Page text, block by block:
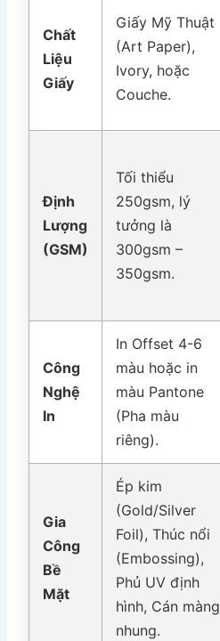
Chất
Liệu
Giấy
Giấy Mỹ Thuật
(Art Paper),
Ivory, hoặc
Couche.
Định
Lượng
(GSM)
Tối thiểu
250gsm, lý
tưởng là
300gsm –
350gsm.
Công
Nghệ
In
In Offset 4-6
màu hoặc in
màu Pantone
(Pha màu
riêng).
Gia
Công
Bề
Mặt
Ép kim
(Gold/Silver
Foil), Thúc nổi
(Embossing),
Phủ UV định
hình, Cán màng
nhung.